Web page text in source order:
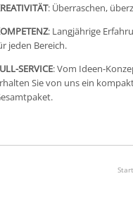
: Überraschen,
: Langjährige
jeden Bereich.
SERVICE: Vom Ideen-
Sie von uns ein